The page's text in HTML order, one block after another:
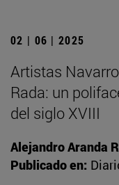
02 | 06 | 2025
Artistas
Rada: un
del siglo XVIII
Alejandro Aranda
Publicado en: